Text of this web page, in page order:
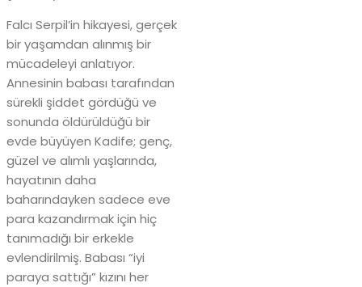
Falcı Serpil’in hikayesi, gerçek
bir yaşamdan alınmış bir
mücadeleyi anlatıyor.
Annesinin babası tarafından
sürekli şiddet gördüğü ve
sonunda öldürüldüğü bir
evde büyüyen Kadife; genç,
güzel ve alımlı yaşlarında,
hayatının daha
baharındayken sadece eve
para kazandırmak için hiç
tanımadığı bir erkekle
evlendirilmiş. Babası “iyi
paraya sattığı” kızını her